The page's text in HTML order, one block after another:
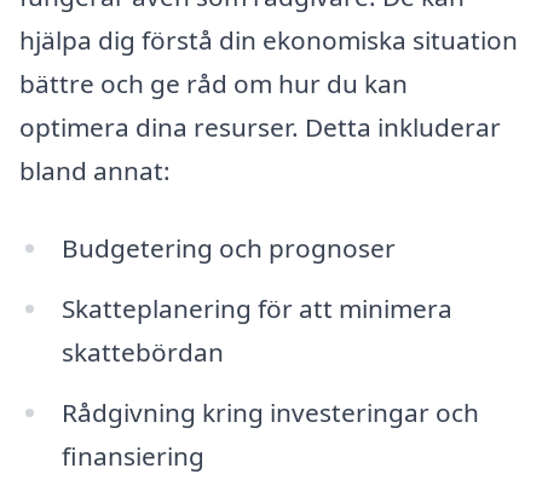
hjälpa dig förstå din ekonomiska situation
bättre och ge råd om hur du kan
optimera dina resurser. Detta inkluderar
bland annat:
Budgetering och prognoser
Skatteplanering för att minimera
skattebördan
Rådgivning kring investeringar och
finansiering